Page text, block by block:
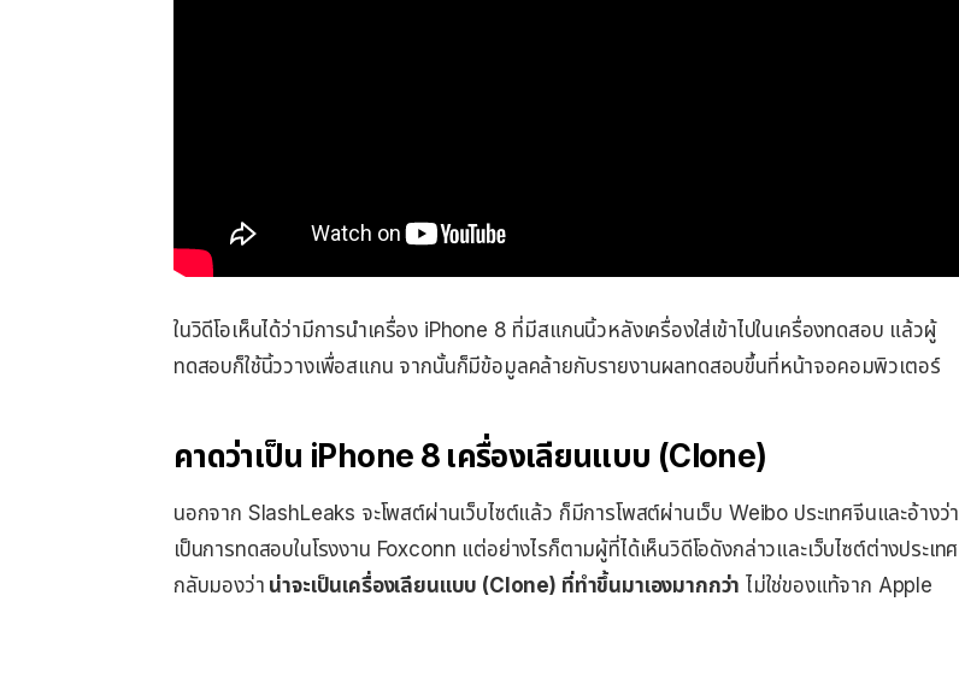
ในวิดีโอเห็นได้ว่ามีการนำเครื่อง iPhone 8 ที่มีสแกนนิ้วหลังเครื่องใส่เข้าไปในเครื่องทดสอบ แล้วผู้
ทดสอบก็ใช้นิ้ววางเพื่อสแกน จากนั้นก็มีข้อมูลคล้ายกับรายงานผลทดสอบขึ้นที่หน้าจอคอมพิวเตอร์
คาดว่าเป็น iPhone 8 เครื่องเลียนแบบ (Clone)
นอกจาก SlashLeaks จะโพสต์ผ่านเว็บไซต์แล้ว ก็มีการโพสต์ผ่านเว็บ Weibo ประเทศจีนและอ้างว่า
เป็นการทดสอบในโรงงาน Foxconn แต่อย่างไรก็ตามผู้ที่ได้เห็นวิดีโอดังกล่าวและเว็บไซต์ต่างประเทศ
กลับมองว่า น่าจะเป็นเครื่องเลียนแบบ (Clone) ที่ทำขึ้นมาเองมากกว่า ไม่ใช่ของแท้จาก Apple